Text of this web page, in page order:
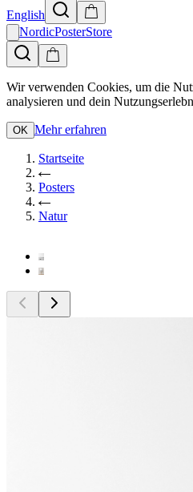
English
NordicPosterStore
Wir verwenden Cookies, um die
analysieren und dein
OK Mehr erfahren
Startseite
Posters
Natur